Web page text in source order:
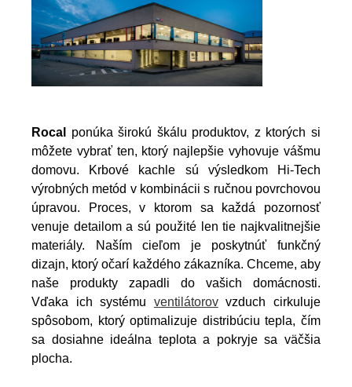
Rocal
ponúka širokú škálu produktov, z ktorých si
môžete vybrať ten, ktorý najlepšie vyhovuje vášmu
domovu. Krbové kachle sú výsledkom Hi-Tech
výrobných metód v kombinácii s ručnou povrchovou
úpravou. Proces, v ktorom sa každá pozornosť
venuje detailom a sú použité len tie najkvalitnejšie
materiály. Naším cieľom je poskytnúť funkčný
dizajn, ktorý očarí každého zákazníka. Chceme, aby
naše produkty zapadli do vašich domácnosti.
Vďaka ich systému ventilátorovvzduch cirkuluje
spôsobom, ktorý optimalizuje distribúciu tepla, čím
sa dosiahne ideálna teplota a pokryje sa väčšia
plocha.